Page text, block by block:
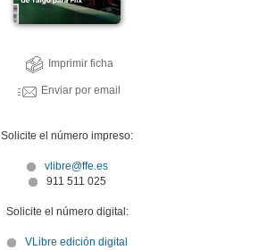
Imprimir ficha
Enviar por email
Solicite el número impreso:
vlibre@ffe.es
911 511 025
Solicite el número digital:
VLibre edición digital